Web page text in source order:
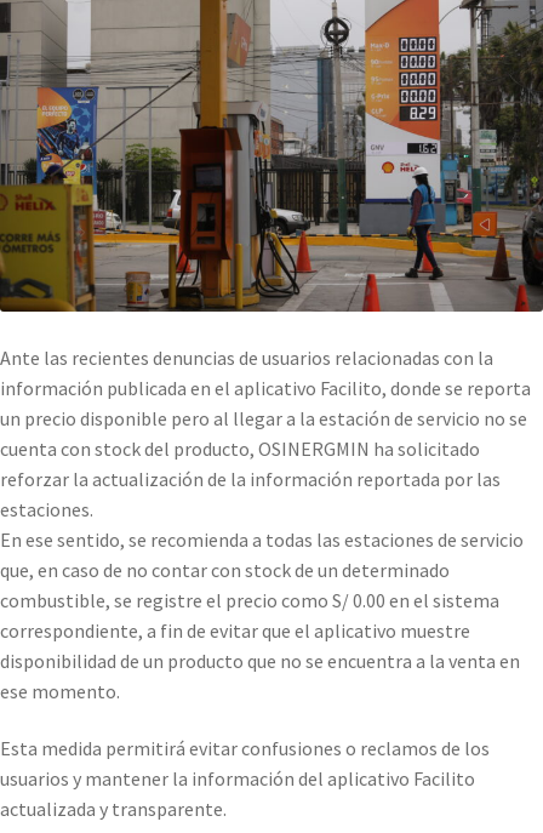
Ante las recientes denuncias de usuarios relacionadas con la
información publicada en el aplicativo Facilito, donde se reporta
un precio disponible pero al llegar a la estación de servicio no se
cuenta con stock del producto, OSINERGMIN ha solicitado
reforzar la actualización de la información reportada por las
estaciones.
En ese sentido, se recomienda a todas las estaciones de servicio
que, en caso de no contar con stock de un determinado
combustible, se registre el precio como S/ 0.00 en el sistema
correspondiente, a fin de evitar que el aplicativo muestre
disponibilidad de un producto que no se encuentra a la venta en
ese momento.
Esta medida permitirá evitar confusiones o reclamos de los
usuarios y mantener la información del aplicativo Facilito
actualizada y transparente.